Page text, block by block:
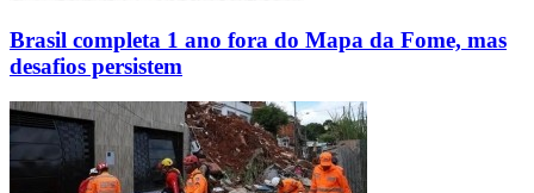
Brasil completa 1 ano fora do Mapa da Fome, mas
desafios persistem